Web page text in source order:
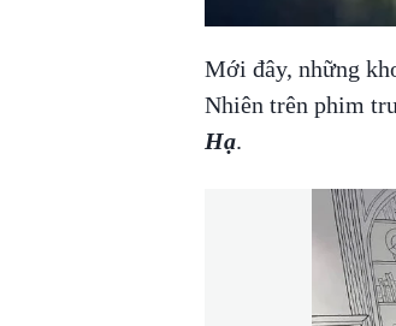
Mới đây, những
Nhiên trên phim
Hạ.